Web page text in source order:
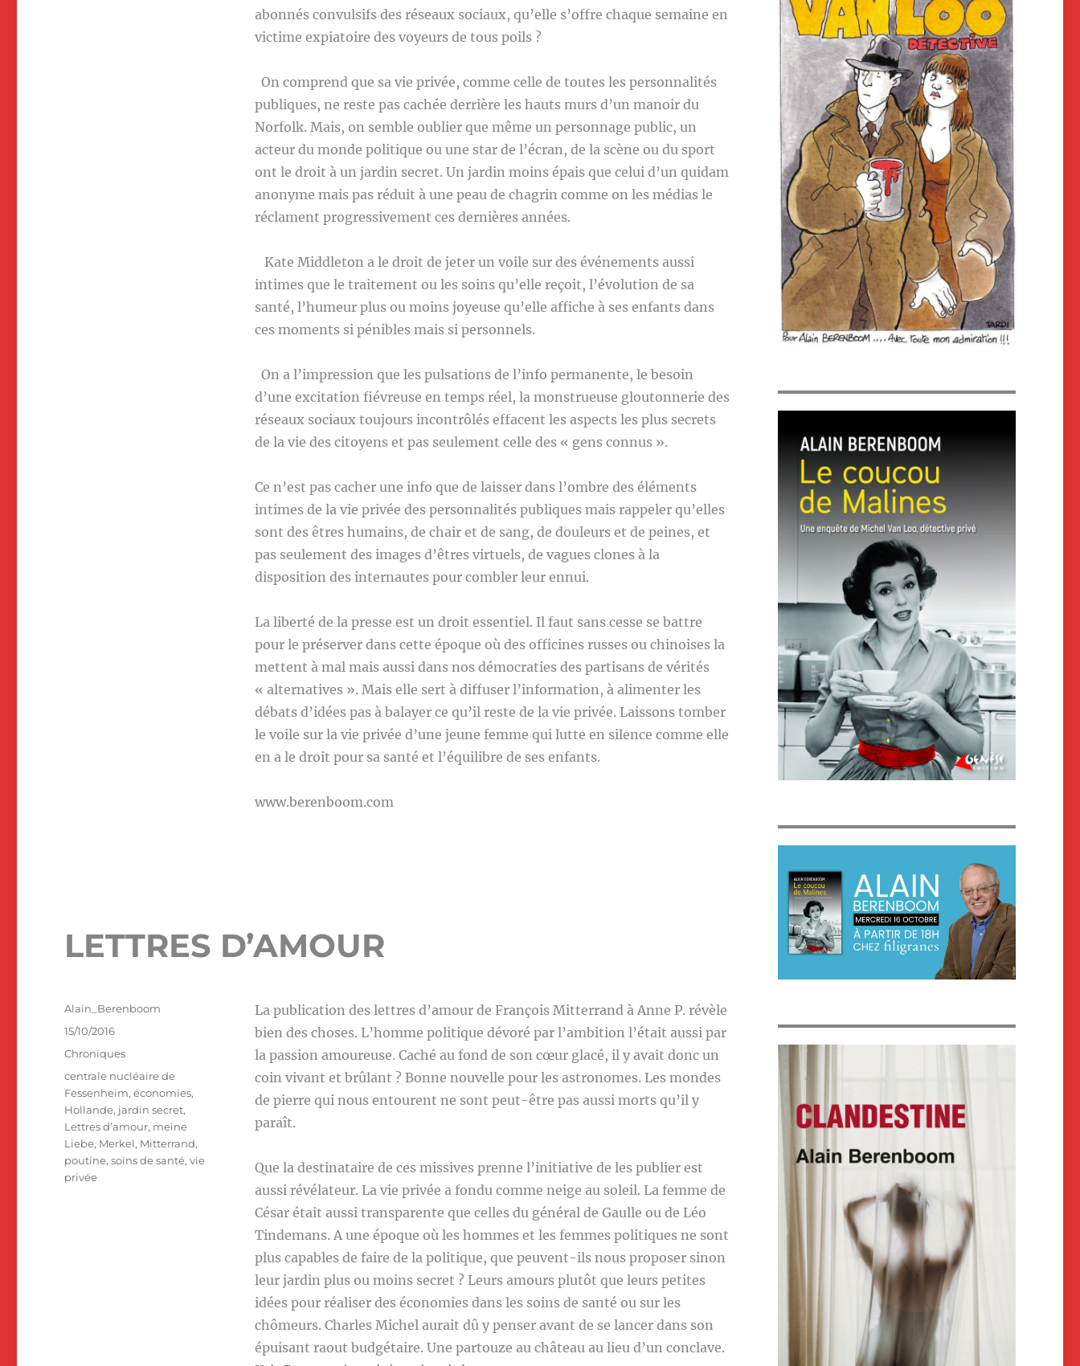
abonnés convulsifs des réseaux sociaux, qu’elle s’offre chaque semaine en
victime expiatoire des voyeurs de tous poils ?
On comprend que sa vie privée, comme celle de toutes les personnalités
publiques, ne reste pas cachée derrière les hauts murs d’un manoir du
Norfolk. Mais, on semble oublier que même un personnage public, un
acteur du monde politique ou une star de l’écran, de la scène ou du sport
ont le droit à un jardin secret. Un jardin moins épais que celui d’un quidam
anonyme mais pas réduit à une peau de chagrin comme on les médias le
réclament progressivement ces dernières années.
Kate Middleton a le droit de jeter un voile sur des événements aussi
intimes que le traitement ou les soins qu’elle reçoit, l’évolution de sa
santé, l’humeur plus ou moins joyeuse qu’elle affiche à ses enfants dans
ces moments si pénibles mais si personnels.
On a l’impression que les pulsations de l’info permanente, le besoin
d’une excitation fiévreuse en temps réel, la monstrueuse gloutonnerie des
réseaux sociaux toujours incontrôlés effacent les aspects les plus secrets
de la vie des citoyens et pas seulement celle des « gens connus ».
Ce n’est pas cacher une info que de laisser dans l’ombre des éléments
intimes de la vie privée des personnalités publiques mais rappeler qu’elles
sont des êtres humains, de chair et de sang, de douleurs et de peines, et
pas seulement des images d’êtres virtuels, de vagues clones à la
disposition des internautes pour combler leur ennui.
La liberté de la presse est un droit essentiel. Il faut sans cesse se battre
pour le préserver dans cette époque où des officines russes ou chinoises la
mettent à mal mais aussi dans nos démocraties des partisans de vérités
« alternatives ». Mais elle sert à diffuser l’information, à alimenter les
débats d’idées pas à balayer ce qu’il reste de la vie privée. Laissons tomber
le voile sur la vie privée d’une jeune femme qui lutte en silence comme elle
en a le droit pour sa santé et l’équilibre de ses enfants.
www.berenboom.com
LETTRES D’AMOUR
La publication des lettres d’amour de François Mitterrand à Anne P. révèle
bien des choses. L’homme politique dévoré par l’ambition l’était aussi par
la passion amoureuse. Caché au fond de son cœur glacé, il y avait donc un
coin vivant et brûlant ? Bonne nouvelle pour les astronomes. Les mondes
de pierre qui nous entourent ne sont peut-être pas aussi morts qu’il y
paraît.
Que la destinataire de ces missives prenne l’initiative de les publier est
aussi révélateur. La vie privée a fondu comme neige au soleil. La femme de
César était aussi transparente que celles du général de Gaulle ou de Léo
Tindemans. A une époque où les hommes et les femmes politiques ne sont
plus capables de faire de la politique, que peuvent-ils nous proposer sinon
leur jardin plus ou moins secret ? Leurs amours plutôt que leurs petites
idées pour réaliser des économies dans les soins de santé ou sur les
chômeurs. Charles Michel aurait dû y penser avant de se lancer dans son
épuisant raout budgétaire. Une partouze au château au lieu d’un conclave.
Auteur
Alain_Berenboom
Publié
le
15/10/2016
Catégories
Chroniques
Étiquettes
centrale nucléaire de
Fessenheim,économies,
Hollande, jardin secret,
Lettres d’amour, meine
Liebe, Merkel, Mitterrand,
poutine,soins de santé,vie
privée